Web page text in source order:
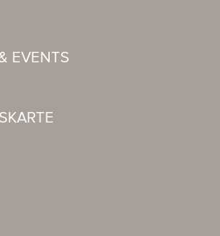
EVENTS